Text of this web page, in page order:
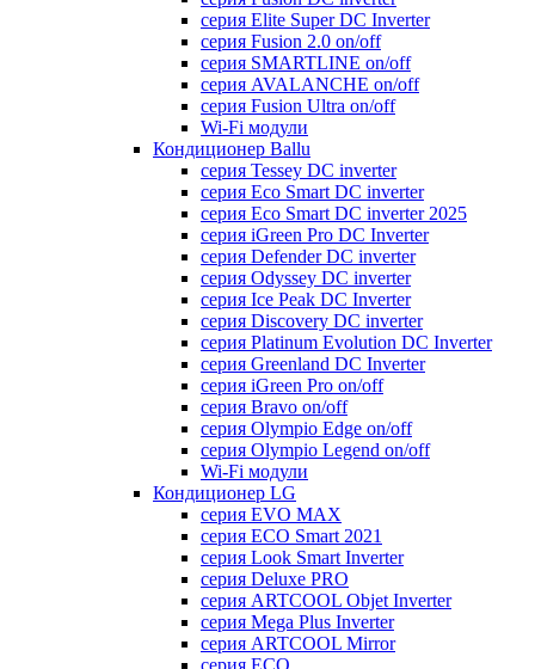
серия Elite Super DC Inverter
серия Fusion 2.0 on/off
серия SMARTLINE on/off
серия AVALANCHE on/off
серия Fusion Ultra on/off
Wi-Fi модули
Кондиционер Ballu
серия Tessey DC inverter
серия Eco Smart DC inverter
серия Eco Smart DC inverter 2025
серия iGreen Pro DC Inverter
серия Defender DC inverter
серия Odyssey DC inverter
серия Ice Peak DС Inverter
cерия Discovery DC inverter
серия Platinum Evolution DC Inverter
серия Greenland DC Inverter
серия iGreen Pro on/off
серия Bravo on/off
серия Olympio Edge on/off
серия Olympio Legend on/off
Wi-Fi модули
Кондиционер LG
серия EVO MAX
серия ECO Smart 2021
серия Look Smart Inverter
серия Deluxe PRO
серия ARTCOOL Objet Inverter
серия Mega Plus Inverter
серия ARTCOOL Mirror
серия ECO